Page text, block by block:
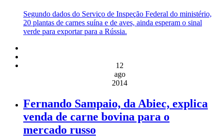
Segundo dados do Serviço de Inspeção Federal do ministério,
20 plantas de carnes suína e de aves, ainda esperam o sinal
verde para exportar para a Rússia.
12
ago
2014
Fernando Sampaio, da Abiec, explica
venda de carne bovina para o
mercado russo